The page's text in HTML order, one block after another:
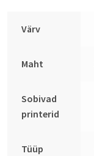
Värv
Maht
Sobivad
printerid
Tüüp